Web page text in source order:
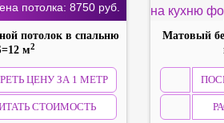
потолка: 8750 руб.
потолок в спальню
м2
ЦЕНУ ЗА 1 МЕТР
СТОИМОСТЬ
Матовый